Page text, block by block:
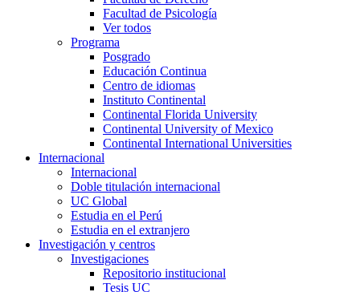
Facultad de Psicología
Ver todos
Programa
Posgrado
Educación Continua
Centro de idiomas
Instituto Continental
Continental Florida University
Continental University of Mexico
Continental International Universities
Internacional
Internacional
Doble titulación internacional
UC Global
Estudia en el Perú
Estudia en el extranjero
Investigación y centros
Investigaciones
Repositorio institucional
Tesis UC